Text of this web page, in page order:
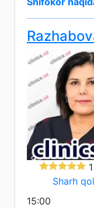
Sharh
15:00